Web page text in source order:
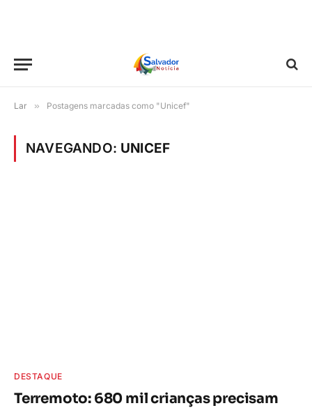
Lar » Postagens marcadas como "Unicef"
NAVEGANDO: UNICEF
DESTAQUE
Terremoto: 680 mil crianças precisam